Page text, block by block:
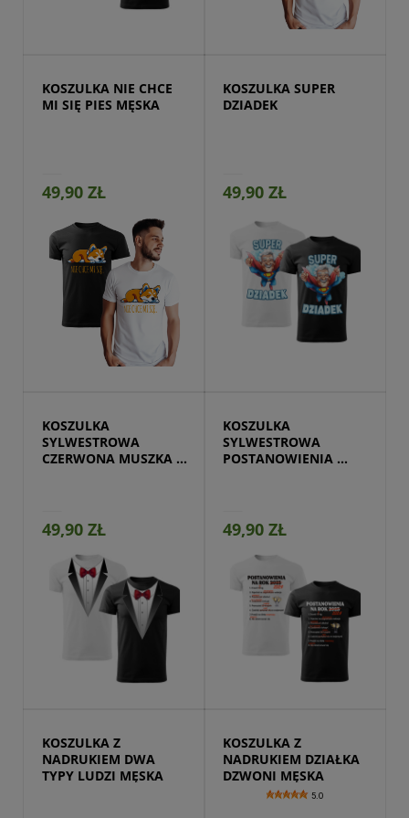
KOSZULKA NIE CHCE
MI SIĘ PIES MĘSKA
49,90 ZŁ
KOSZULKA SUPER
DZIADEK
49,90 ZŁ
Przejdź do produktu
KOSZULKA
SYLWESTROWA
CZERWONA MUSZKA
49,90 ZŁ
KOSZULKA
SYLWESTROWA
POSTANOWIENIA
49,90 ZŁ
Przejdź do produktu
KOSZULKA Z
NADRUKIEM DWA
TYPY LUDZI MĘSKA
KOSZULKA Z
NADRUKIEM DZIAŁKA
DZWONI MĘSKA
5.0